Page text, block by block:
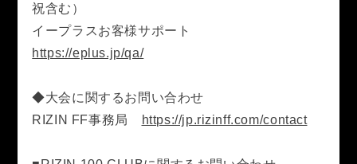
祝含む）
イープラスお客様サポート
https://eplus.jp/qa/
◆大会に関するお問い合わせ
RIZIN FF事務局
https://jp.rizinff.com/contact